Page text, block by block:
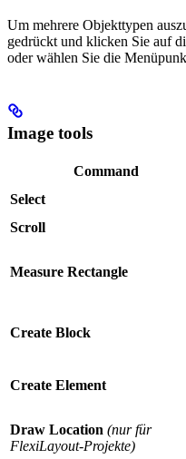
Um mehrere Objekttypen
gedrückt und klicken Sie auf
oder wählen Sie die
Image tools
Command
Select
Scroll
Measure Rectangle
Create Block
Create Element
Draw Location (nur für
FlexiLayout-Projekte)